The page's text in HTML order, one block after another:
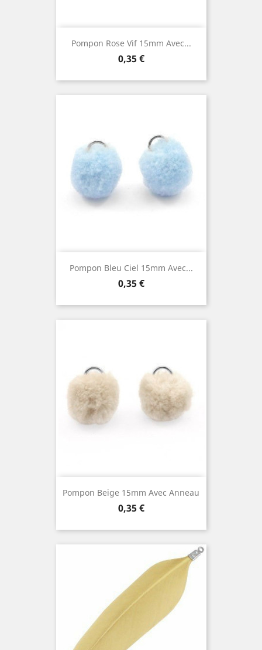
Pompon Rose Vif 15mm Avec...
Prix
0,35 €
Pompon Bleu Ciel 15mm Avec...
Prix
0,35 €
Pompon Beige 15mm Avec Anneau
Prix
0,35 €